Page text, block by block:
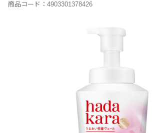
商品コード： 4903301378426